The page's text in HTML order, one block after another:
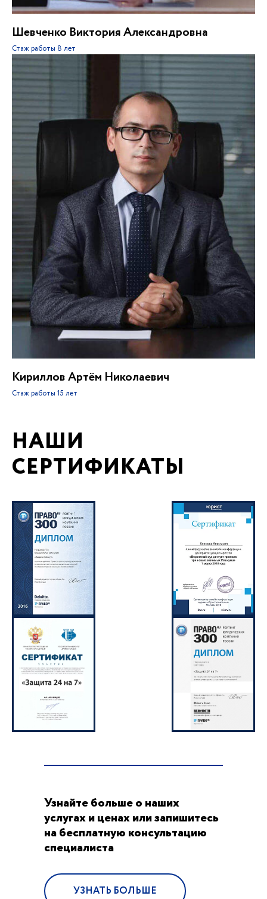
Шевченко Виктория Александровна
Стаж работы 8 лет
Кириллов Артём Николаевич
Стаж работы 15 лет
НАШИ
СЕРТИФИКАТЫ
Узнайте больше о наших
услугах и ценах или запишитесь
на бесплатную консультацию
специалиста
УЗНАТЬ БОЛЬШЕ